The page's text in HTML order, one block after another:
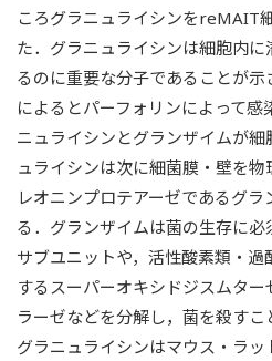
ころグラニュライシンをreMAIT
た．グラニュライシンは細胞内
るのに重要な分子であることが示
によるとパーフォリンによって
ニュライシンとグランザイムが
ュライシンは次に細菌膜・壁を
レオニンプロテアーゼであるグ
る．グランザイムは菌の生存に
サブユニットや，活性酸素類・
するスーパーオキシドジスムタ
ラーゼなどを分解し，菌を殺す
グラニュライシンはマウス・ラ